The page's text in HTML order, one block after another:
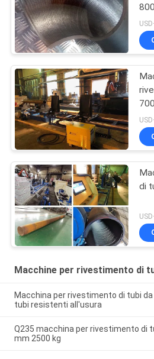
di
Macchine per rivestimento di
Macchina per rivestimento di tubi
tubi resistenti all'usura
Q235 macchina per rivestimento di
mm 2500 kg